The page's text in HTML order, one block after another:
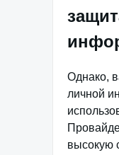
Однако,
личной
высокую